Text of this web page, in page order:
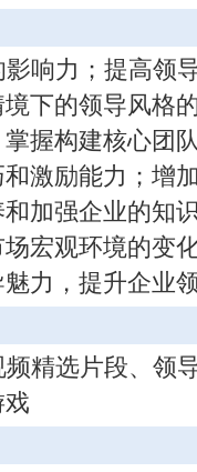
影响力；提高领
下的领导风格
握构建核心团
激励能力；增
加强企业的知
宏观环境的变
力，提升企业
精选片段、领